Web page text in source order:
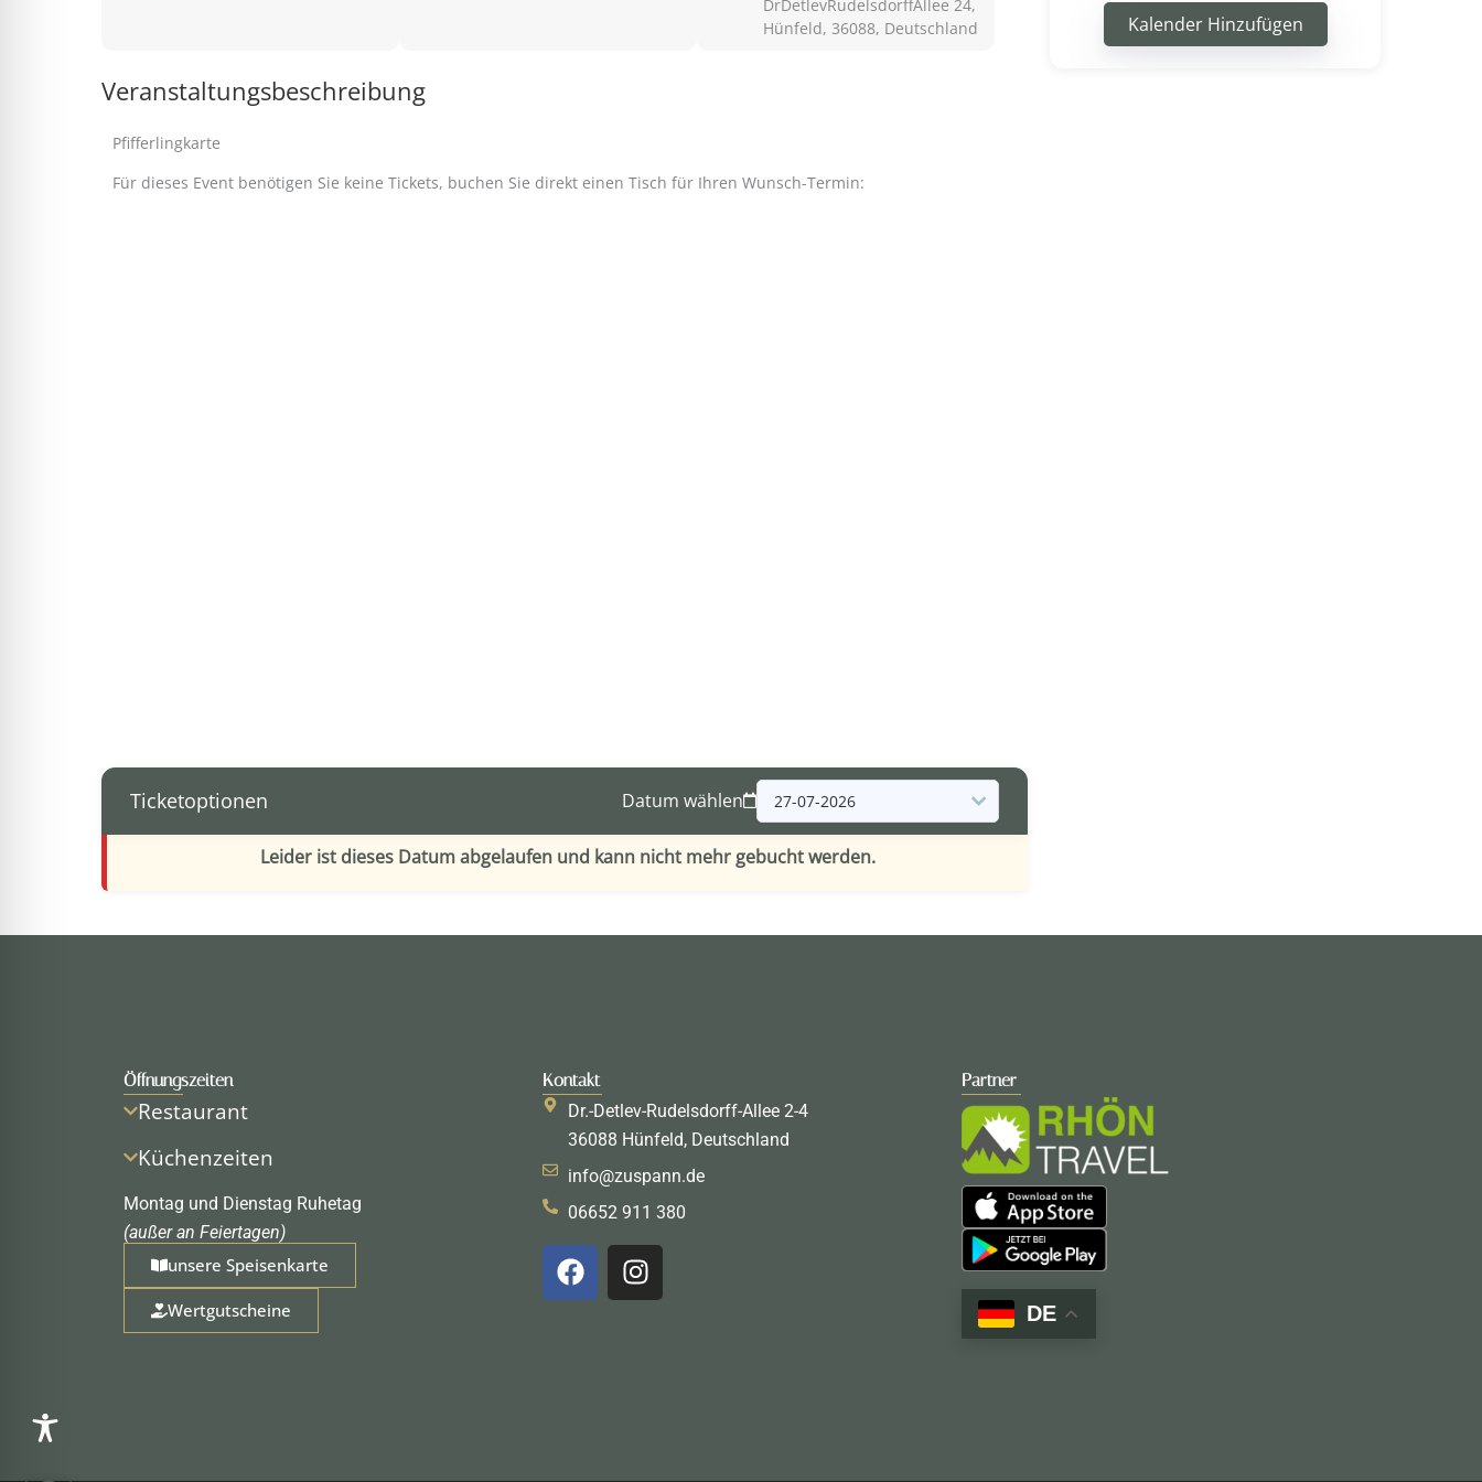
DrDetlevRudelsdorffAllee 24,
Hünfeld, 36088, Deutschland
Veranstaltungsbeschreibung
Pfifferlingkarte
Für dieses Event benötigen Sie keine Tickets, buchen Sie direkt einen Tisch für Ihren Wunsch-Termin:
Ticketoptionen Datum wählen
Leider ist dieses Datum abgelaufen und kann nicht mehr gebucht werden.
Kalender Hinzufügen
Öffnungszeiten
Restaurant
Küchenzeiten
Montag und Dienstag Ruhetag
(außer an Feiertagen)
unsere Speisenkarte
Wertgutscheine
Kontakt
Dr.-Detlev-Rudelsdorff-Allee 2-4
36088 Hünfeld, Deutschland
info@zuspann.de
06652 911 380
F
a
c
I
n
s
Partner
DE